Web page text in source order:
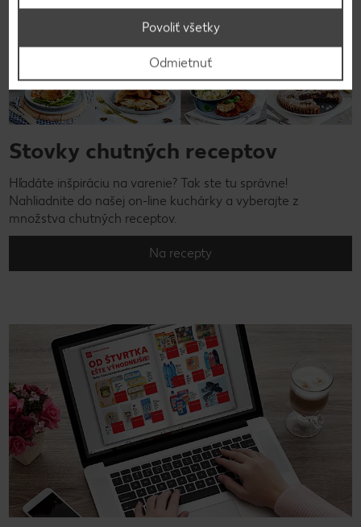
Stovky chutných receptov
Hľadáte inšpiráciu na varenie? Tak ste tu správne!
Nahliadnite do našej on-line kuchárky a vyberajte z
množstva chutných receptov.
Na recepty
Odmietnuť
Povoliť všetky